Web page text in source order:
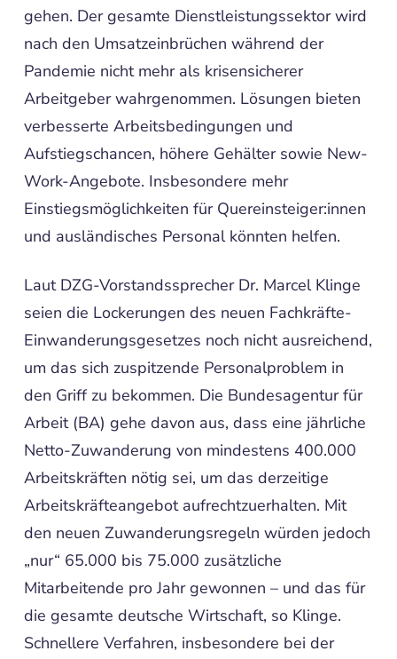
gehen. Der gesamte Dienstleistungssektor wird
nach den Umsatzeinbrüchen während der
Pandemie nicht mehr als krisensicherer
Arbeitgeber wahrgenommen. Lösungen bieten
verbesserte Arbeitsbedingungen und
Aufstiegschancen, höhere Gehälter sowie New-
Work-Angebote. Insbesondere mehr
Einstiegsmöglichkeiten für Quereinsteiger:innen
und ausländisches Personal könnten helfen.
Laut DZG-Vorstandssprecher Dr. Marcel Klinge
seien die Lockerungen des neuen Fachkräfte-
Einwanderungsgesetzes noch nicht ausreichend,
um das sich zuspitzende Personalproblem in
den Griff zu bekommen. Die Bundesagentur für
Arbeit (BA) gehe davon aus, dass eine jährliche
Netto-Zuwanderung von mindestens 400.000
Arbeitskräften nötig sei, um das derzeitige
Arbeitskräfteangebot aufrechtzuerhalten. Mit
den neuen Zuwanderungsregeln würden jedoch
„nur“ 65.000 bis 75.000 zusätzliche
Mitarbeitende pro Jahr gewonnen – und das für
die gesamte deutsche Wirtschaft, so Klinge.
Schnellere Verfahren, insbesondere bei der